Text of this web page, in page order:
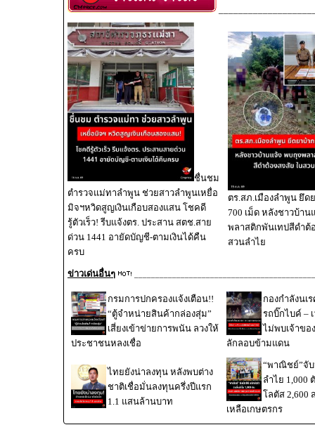
ชื่นชม
ตำรวจแม่ทาลำพูน ช่วยสาวลำพูนเหยื่อ
มิจฯหวิดสูญเงินเกือบสองแสน โชคดี
รู้ตัวเร็ว! รีบแจ้งตร. ประสาน สตช.สาย
ด่วน 1441 อายัดบัญชี-ตามเงินได้คืน
ครบ
ตร.สภ.เมืองลำพูน ยึด
700 เม็ด หลังชาวบ้าน
พลาสติกพันเทปสีดำต้
สวนลำไย
ข่าวเด่นอื่นๆ
กรมการปกครองแจ้งเตือน!!
“ตู้จำหน่ายสินค้ากล่องสุ่ม”
เสี่ยงเข้าข่ายการพนัน ลวงให้
ประชาชนหลงเชื่อ
กองกำลังนเ
รถบิ๊กไบค์ –
ไม่พบเจ้าขอ
ลักลอบข้ามแดน
ไทยยังน่าลงทุน หลังพบต่าง
ชาติเชื่อมั่นลงทุนครึ่งปีแรก
1.1 แสนล้านบาท
“พาณิชย์”จั
ลำไย 1,000
โลตัส 2,600
เหลือเกษตรกร